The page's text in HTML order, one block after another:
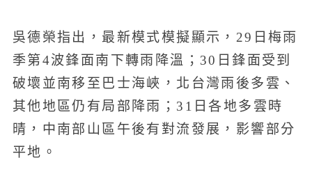
吳德榮指出，最新模式模擬顯示，29日梅雨
季第4波鋒面南下轉雨降溫；30日鋒面受到
破壞並南移至巴士海峽，北台灣雨後多雲、
其他地區仍有局部降雨；31日各地多雲時
晴，中南部山區午後有對流發展，影響部分
平地。